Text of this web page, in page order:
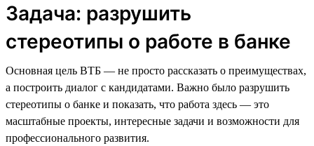
Задача: разрушить
стереотипы о работе в банке
Основная цель ВТБ — не просто рассказать о преимуществах,
а построить диалог с кандидатами. Важно было разрушить
стереотипы о банке и показать, что работа здесь — это
масштабные проекты, интересные задачи и возможности для
профессионального развития.